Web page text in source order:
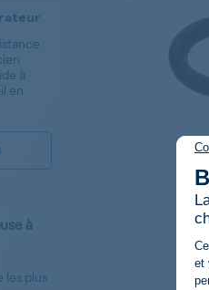
et
à
en
à
les plus